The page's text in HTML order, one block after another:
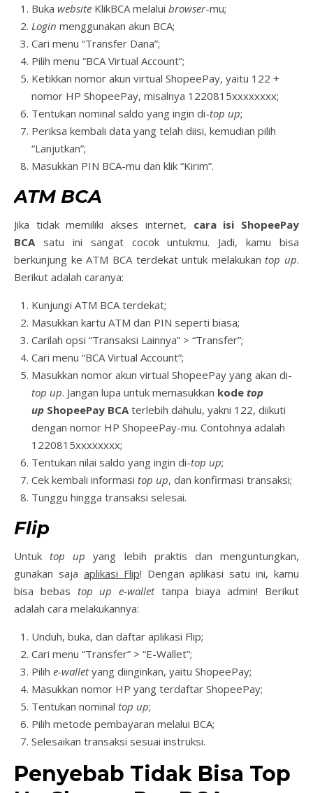
Buka website KlikBCA melalui browser-mu;
Login menggunakan akun BCA;
Cari menu “Transfer Dana”;
Pilih menu “BCA Virtual Account”;
Ketikkan nomor akun virtual ShopeePay, yaitu 122 +
nomor HP ShopeePay, misalnya 1220815xxxxxxxx;
Tentukan nominal saldo yang ingin di-top up;
Periksa kembali data yang telah diisi, kemudian pilih
“Lanjutkan”;
Masukkan PIN BCA-mu dan klik “Kirim”.
ATM BCA
Jika tidak memiliki akses internet, cara isi ShopeePay
BCA satu ini sangat cocok untukmu. Jadi, kamu bisa
berkunjung ke ATM BCA terdekat untuk melakukantop up.
Berikut adalah caranya:
Kunjungi ATM BCA terdekat;
Masukkan kartu ATM dan PIN seperti biasa;
Carilah opsi “Transaksi Lainnya” > “Transfer”;
Cari menu “BCA Virtual Account”;
Masukkan nomor akun virtual ShopeePay yang akan di-
top up. Jangan lupa untuk memasukkan kode top
up ShopeePay BCA terlebih dahulu, yakni 122, diikuti
dengan nomor HP ShopeePay-mu. Contohnya adalah
1220815xxxxxxxx;
Tentukan nilai saldo yang ingin di-top up;
Cek kembali informasi top up, dan konfirmasi transaksi;
Tunggu hingga transaksi selesai.
Flip
Untuktop up yang lebih praktis dan menguntungkan,
gunakan saja aplikasi Flip! Dengan aplikasi satu ini, kamu
bisa bebas top up e-wallettanpa biaya admin! Berikut
adalah cara melakukannya:
Unduh, buka, dan daftar aplikasi Flip;
Cari menu “Transfer” > “E-Wallet”;
Pilih e-walletyang diinginkan, yaitu ShopeePay;
Masukkan nomor HP yang terdaftar ShopeePay;
Tentukan nominal top up;
Pilih metode pembayaran melalui BCA;
Selesaikan transaksi sesuai instruksi.
Penyebab Tidak Bisa Top